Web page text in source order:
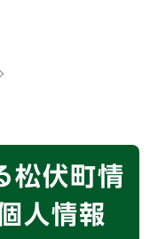
松伏町情
人情報